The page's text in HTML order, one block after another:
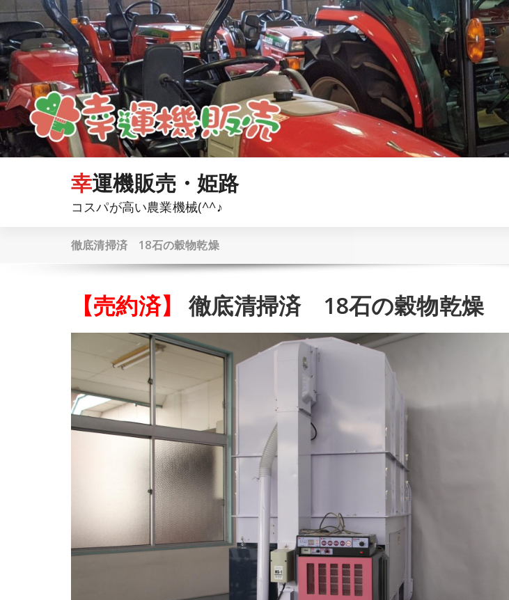
ン
テ
ン
ツ
へ
ス
キ
プ
幸運機販売・姫路
コスパが高い農業機械(^^♪
徹底清掃済 18石の穀物乾燥
【売約済】 徹底清掃済 18石の穀物乾燥